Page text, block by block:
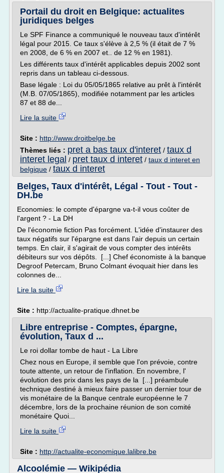
Portail du droit en Belgique: actualites
juridiques belges
Le SPF Finance a communiqué le nouveau taux d'intérêt
légal pour 2015. Ce taux s'élève à 2,5 % (il était de 7 %
en 2008, de 6 % en 2007 et.. de 12 % en 1981).
Les différents taux d'intérêt applicables depuis 2002 sont
repris dans un tableau ci-dessous.
Base légale : Loi du 05/05/1865 relative au prêt à l'intérêt
(M.B. 07/05/1865), modifiée notamment par les articles
87 et 88 de...
Lire la suite
Site : http://www.droitbelge.be
Thèmes liés : pret a bas taux d'interet / taux d
interet legal / pret taux d interet / taux d interet en
belgique / taux d interet
Belges, Taux d'intérêt, Légal - Tout - Tout -
DH.be
Economies: le compte d'épargne va-t-il vous coûter de
l'argent ? - La DH
De l'économie fiction Pas forcément. L'idée d'instaurer des
taux négatifs sur l'épargne est dans l'air depuis un certain
temps. En clair, il s'agirait de vous compter des intérêts
débiteurs sur vos dépôts. [...] Chef économiste à la banque
Degroof Petercam, Bruno Colmant évoquait hier dans les
colonnes de...
Lire la suite
Site : http://actualite-pratique.dhnet.be
Libre entreprise - Comptes, épargne,
évolution, Taux d ...
Le roi dollar tombe de haut - La Libre
Chez nous en Europe, il semble que l'on prévoie, contre
toute attente, un retour de l'inflation. En novembre, l'
évolution des prix dans les pays de la [...] préambule
technique destiné à mieux faire passer un dernier tour de
vis monétaire de la Banque centrale européenne le 7
décembre, lors de la prochaine réunion de son comité
monétaire Quoi...
Lire la suite
Site : http://actualite-economique.lalibre.be
Alcoolémie — Wikipédia